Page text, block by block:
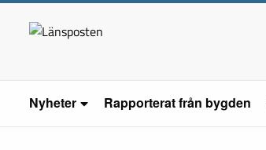
Nyheter Rapporterat från bygden